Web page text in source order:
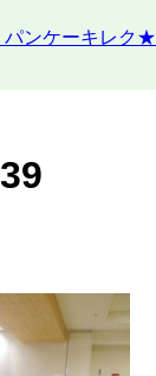
パンケーキレク★